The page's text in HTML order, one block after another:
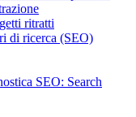
ritratti
di ricerca (SEO)
SEO: Search